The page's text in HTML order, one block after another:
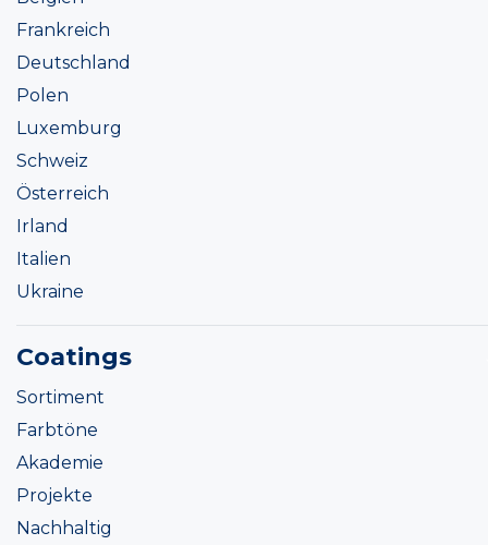
Frankreich
Deutschland
Polen
Luxemburg
Schweiz
Österreich
Irland
Italien
Ukraine
Coatings
Sortiment
Farbtöne
Akademie
Projekte
Nachhaltig